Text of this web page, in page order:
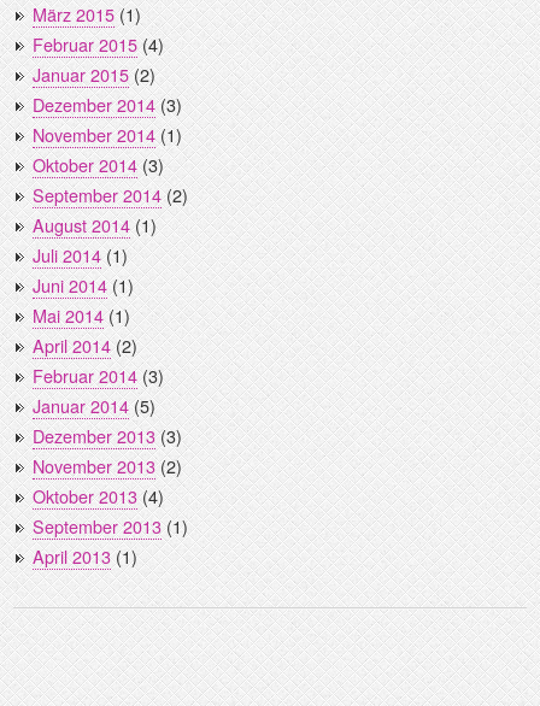
März 2015(1)
Februar 2015(4)
Januar 2015(2)
Dezember 2014(3)
November 2014(1)
Oktober 2014(3)
September 2014(2)
August 2014(1)
Juli 2014(1)
Juni 2014(1)
Mai 2014(1)
April 2014(2)
Februar 2014(3)
Januar 2014(5)
Dezember 2013(3)
November 2013(2)
Oktober 2013(4)
September 2013(1)
April 2013(1)